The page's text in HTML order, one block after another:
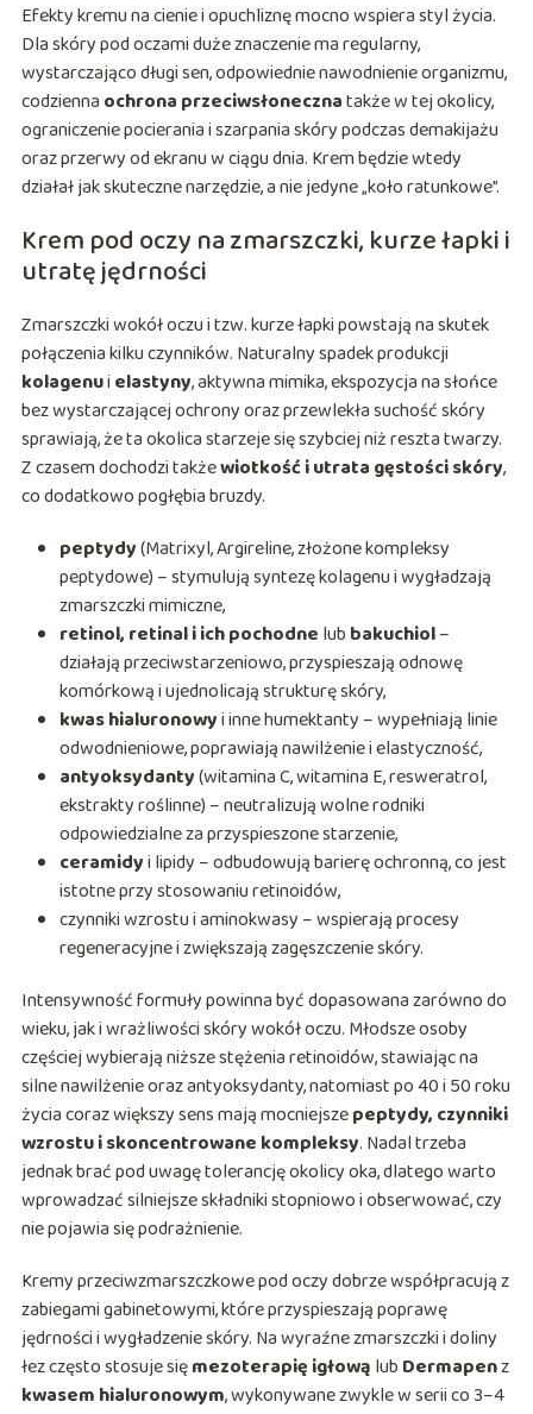
Efekty kremu na cienie i opuchliznę mocno wspiera styl życia.
Dla skóry pod oczami duże znaczenie ma regularny,
wystarczająco długi sen, odpowiednie nawodnienie organizmu,
codzienna ochrona przeciwsłonecznatakże w tej okolicy,
ograniczenie pocierania i szarpania skóry podczas demakijażu
oraz przerwy od ekranu w ciągu dnia. Krem będzie wtedy
działał jak skuteczne narzędzie, a nie jedyne „koło ratunkowe”.
Krem pod oczy na zmarszczki, kurze łapki i
utratę jędrności
Zmarszczki wokół oczu i tzw. kurze łapki powstają na skutek
połączenia kilku czynników. Naturalny spadek produkcji
kolagenui elastyny, aktywna mimika, ekspozycja na słońce
bez wystarczającej ochrony oraz przewlekła suchość skóry
sprawiają, że ta okolica starzeje się szybciej niż reszta twarzy.
Z czasem dochodzi takżewiotkość i utrata gęstości skóry,
co dodatkowo pogłębia bruzdy.
peptydy(Matrixyl, Argireline, złożone kompleksy
peptydowe) – stymulują syntezę kolagenu i wygładzają
zmarszczki mimiczne,
retinol, retinal i ich pochodne lub bakuchiol–
działają przeciwstarzeniowo, przyspieszają odnowę
komórkową i ujednolicają strukturę skóry,
kwas hialuronowyi inne humektanty – wypełniają linie
odwodnieniowe, poprawiają nawilżenie i elastyczność,
antyoksydanty(witamina C, witamina E, resweratrol,
ekstrakty roślinne) – neutralizują wolne rodniki
odpowiedzialne za przyspieszone starzenie,
ceramidyi lipidy – odbudowują barierę ochronną, co jest
istotne przy stosowaniu retinoidów,
czynniki wzrostu i aminokwasy – wspierają procesy
regeneracyjne i zwiększają zagęszczenie skóry.
Intensywność formuły powinna być dopasowana zarówno do
wieku, jak i wrażliwości skóry wokół oczu. Młodsze osoby
częściej wybierają niższe stężenia retinoidów, stawiając na
silne nawilżenie oraz antyoksydanty, natomiast po 40 i 50 roku
życia coraz większy sens mają mocniejszepeptydy, czynniki
wzrostu i skoncentrowane kompleksy. Nadal trzeba
jednak brać pod uwagę tolerancję okolicy oka, dlatego warto
wprowadzać silniejsze składniki stopniowo i obserwować, czy
nie pojawia się podrażnienie.
Kremy przeciwzmarszczkowe pod oczy dobrze współpracują z
zabiegami gabinetowymi, które przyspieszają poprawę
jędrności i wygładzenie skóry. Na wyraźne zmarszczki i doliny
łez często stosuje sięmezoterapię igłową lub Dermapenz
kwasem hialuronowym, wykonywane zwykle w serii co 3–4